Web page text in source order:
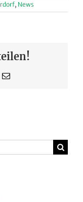
, News
E-